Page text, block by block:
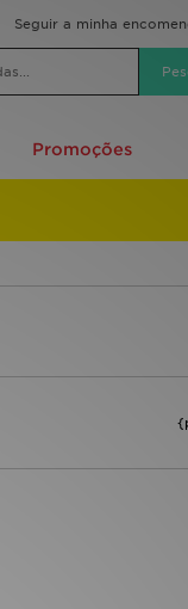
Seguir a minha
Promoções